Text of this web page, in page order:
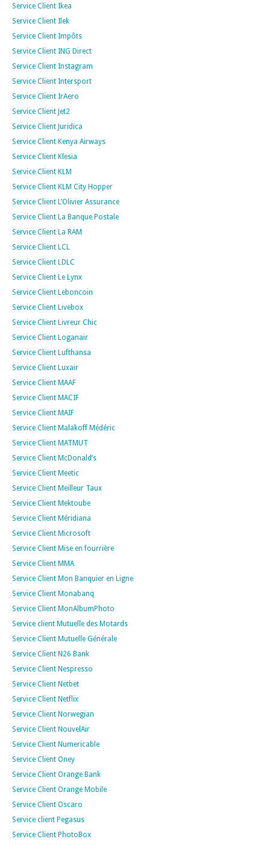
Service Client Ikea
Service Client Ilek
Service Client Impôts
Service Client ING Direct
Service Client Instagram
Service Client Intersport
Service Client IrAero
Service Client Jet2
Service Client Juridica
Service Client Kenya Airways
Service Client Klesia
Service Client KLM
Service Client KLM City Hopper
Service Client L’Olivier Assurance
Service Client La Banque Postale
Service Client La RAM
Service Client LCL
Service Client LDLC
Service Client Le Lynx
Service Client Leboncoin
Service Client Livebox
Service Client Livreur Chic
Service Client Loganair
Service Client Lufthansa
Service Client Luxair
Service Client MAAF
Service Client MACIF
Service Client MAIF
Service Client Malakoff Médéric
Service Client MATMUT
Service Client McDonald’s
Service Client Meetic
Service Client Meilleur Taux
Service Client Mektoube
Service Client Méridiana
Service Client Microsoft
Service Client Mise en fourrière
Service Client MMA
Service Client Mon Banquier en Ligne
Service Client Monabanq
Service Client MonAlbumPhoto
Service client Mutuelle des Motards
Service Client Mutuelle Générale
Service Client N26 Bank
Service Client Nespresso
Service Client Netbet
Service Client Netflix
Service Client Norwegian
Service Client NouvelAir
Service Client Numericable
Service Client Oney
Service Client Orange Bank
Service Client Orange Mobile
Service Client Oscaro
Service client Pegasus
Service Client PhotoBox